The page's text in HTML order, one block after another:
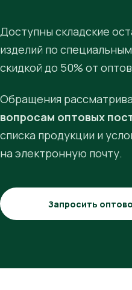
Доступны складские
изделий по
скидкой до 50% от
Обращения
вопросам оптовых
списка продукции и
на электронную почту.
Запросить